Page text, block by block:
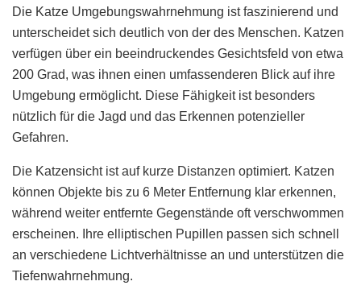
Die Katze Umgebungswahrnehmung ist faszinierend und
unterscheidet sich deutlich von der des Menschen. Katzen
verfügen über ein beeindruckendes Gesichtsfeld von etwa
200 Grad, was ihnen einen umfassenderen Blick auf ihre
Umgebung ermöglicht. Diese Fähigkeit ist besonders
nützlich für die Jagd und das Erkennen potenzieller
Gefahren.
Die Katzensicht ist auf kurze Distanzen optimiert. Katzen
können Objekte bis zu 6 Meter Entfernung klar erkennen,
während weiter entfernte Gegenstände oft verschwommen
erscheinen. Ihre elliptischen Pupillen passen sich schnell
an verschiedene Lichtverhältnisse an und unterstützen die
Tiefenwahrnehmung.